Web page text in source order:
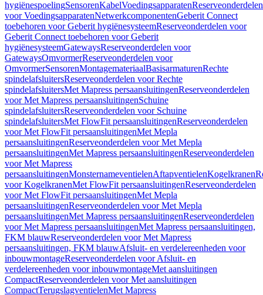
hygiënespoelingSensorenKabelVoedingsapparatenReserveonderdelen
voor VoedingsapparatenNetwerkcomponentenGeberit Connect
toebehoren voor Geberit hygiënesysteemReserveonderdelen voor
Geberit Connect toebehoren voor Geberit
hygiënesysteemGatewaysReserveonderdelen voor
GatewaysOmvormerReserveonderdelen voor
OmvormerSensorenMontagemateriaalBasisarmaturenRechte
spindelafsluitersReserveonderdelen voor Rechte
spindelafsluitersMet Mapress persaansluitingenReserveonderdelen
voor Met Mapress persaansluitingenSchuine
spindelafsluitersReserveonderdelen voor Schuine
spindelafsluitersMet FlowFit persaansluitingenReserveonderdelen
voor Met FlowFit persaansluitingenMet Mepla
persaansluitingenReserveonderdelen voor Met Mepla
persaansluitingenMet Mapress persaansluitingenReserveonderdelen
voor Met Mapress
persaansluitingenMonsternameventielenAftapventielenKogelkranen
voor KogelkranenMet FlowFit persaansluitingenReserveonderdelen
voor Met FlowFit persaansluitingenMet Mepla
persaansluitingenReserveonderdelen voor Met Mepla
persaansluitingenMet Mapress persaansluitingenReserveonderdelen
voor Met Mapress persaansluitingenMet Mapress persaansluitingen,
FKM blauwReserveonderdelen voor Met Mapress
persaansluitingen, FKM blauwAfsluit- en verdelereenheden voor
inbouwmontageReserveonderdelen voor Afsluit- en
verdelereenheden voor inbouwmontageMet aansluitingen
CompactReserveonderdelen voor Met aansluitingen
CompactTerugslagventielenMet Mapress